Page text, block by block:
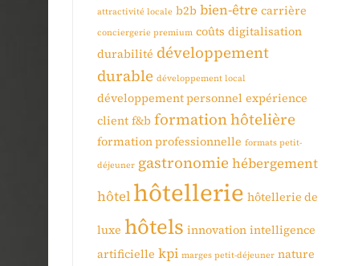
attractivité locale b2b bien-être carrière
conciergerie premium coûts digitalisation
durabilité développement
durable développement local
développement personnel expérience
client f&b formation hôtelière
formation professionnelle formats petit-
déjeuner gastronomie hébergement
hôtel hôtellerie hôtellerie de
luxe hôtels innovation intelligence
artificielle kpi marges petit-déjeuner nature